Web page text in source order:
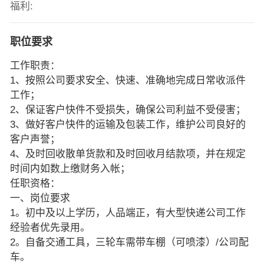
福利:
职位要求
工作职责：
1、按照公司要求安全、快速、准确地完成日常收派件
工作；
2、保证客户快件不受损失，确保公司利益不受侵害；
3、做好客户快件的运输及包装工作，维护公司良好的
客户声誉；
4、及时回收散单货款和及时回收月结款项，并在规定
时间内如数上缴财务入帐；
任职资格：
一、岗位要求
1。初中及以上学历，人品端正，有大型快递公司工作
经验者优先录用。
2。自备交通工具，三轮车需带车棚（可喷漆）/公司配
车。